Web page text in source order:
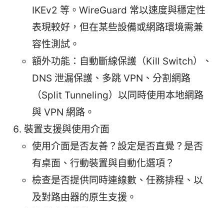
IKEv2 等。WireGuard 常以速度與穩定性
表現較好，但在某些設備或網路環境需兼
容性測試。
額外功能：自動斷線保護（Kill Switch）、
DNS 泄漏保護、多跳 VPN、分割網路
（Split Tunneling）以同時使用本地網路
與 VPN 網路。
裝置支援與使用介面
使用介面是否友善？設定是否直覺？是否
有桌面、行動裝置與自動化選項？
檢查是否提供同時連線數、任務排程、以
及對路由器的原生支援。